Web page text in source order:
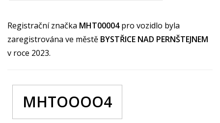
Registrační značka MHT00004pro vozidlo byla
zaregistrována ve městě BYSTŘICE NAD PERNŠTEJNEM
v roce 2023.
MHTOOOO4